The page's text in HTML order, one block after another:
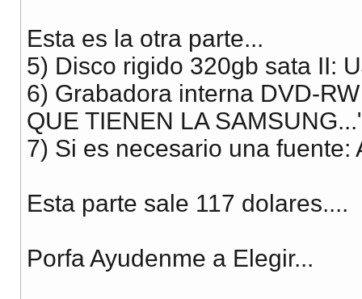
Esta es la otra parte...
5) Disco rigido 320gb sata II:
6) Grabadora interna DVD-
QUE TIENEN LA
7) Si es necesario una fuente:
Esta parte sale 117 dolares....
Porfa Ayudenme a Elegir...